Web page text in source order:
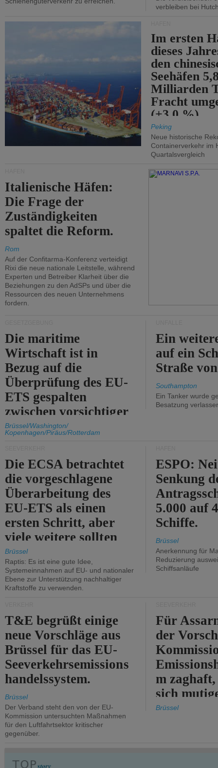
verbleiben bei
Im ersten
dieses
den
Seehäfen
Milliarden
Fracht
(+3,0 %).
Peking
Neue historische
Containerverkehr im
Quartalsvergleich
Italienische Häfen:
Die Frage der
Zuständigkeiten
spaltet die Reform.
Rom
Auf der Confitarma-Konferenz verteidigt
Rixi die neue nationale Leitstelle, während
Experten und Betreiber Klarheit über die
Beziehungen zu den AdSPs und über die
Ressourcen des neuen Unternehmens
fordern.
Die maritime
Wirtschaft ist in
Bezug auf die
Überprüfung des EU-
ETS gespalten
zwischen vorsichtiger
Unterstützung und
Kritik.
Brüssel/Washington/
Kopenhagen/Piräus/Rotterdam
Ein
auf ein
Straße
Southampton
Ein Tanker wurde
Besatzung
Die ECSA betrachtet
die vorgeschlagene
Überarbeitung des
EU-ETS als einen
ersten Schritt, aber
viele weitere sollten
folgen.
Brüssel
Raptis: Es ist eine gute Idee,
Systemeinnahmen auf EU- und nationaler
Ebene zur Unterstützung nachhaltiger
Kraftstoffe zu verwenden.
ESPO:
Senkung
5.000 auf
Schiffe.
Brüssel
Anerkennung für
Reduzierung
Schiffsanläufe
T&E begrüßt einige
neue Vorschläge aus
Brüssel für das EU-
Seeverkehrsemissions
handelssystem.
Brüssel
Der Verband steht den von der EU-
Kommission untersuchten Maßnahmen
für den Luftfahrtsektor kritischer
gegenüber.
Für
der
m
sich
Brüssel